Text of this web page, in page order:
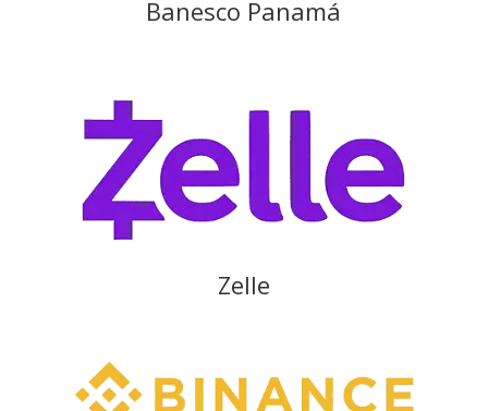
Banesco Panamá
Zelle